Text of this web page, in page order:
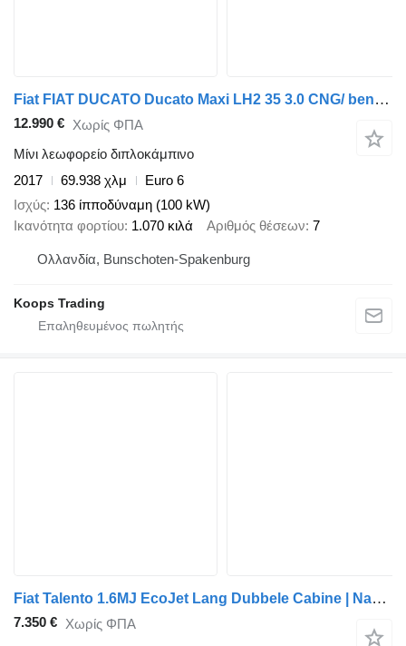
Fiat FIAT DUCATO Ducato Maxi LH2 35 3.0 CNG/ benzine Dubbel Cabine 7
12.990 € Χωρίς ΦΠΑ
Μίνι λεωφορείο διπλοκάμπινο
2017
69.938 χλμ
Euro 6
Ισχύς 136 ίπποδύναμη (100 kW)
Ικανότητα φορτίου 1.070 κιλά Αριθμός θέσεων 7
Ολλανδία, Bunschoten-Spakenburg
Koops Trading
Fiat Talento 1.6MJ EcoJet Lang Dubbele Cabine | Navigatie | Camera
7.350 € Χωρίς ΦΠΑ